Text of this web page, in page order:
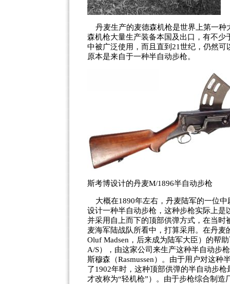
丹麦生产的麦德森机枪是世界上第一种
森机枪大量生产装备本国及出口，有不少
中被广泛使用，而且直到21世纪，仍然
原本是来自于一种半自动步枪。
斯考博设计的丹麦M/1896半自动步枪
大概在1890年左右，丹麦陆军的一位中
设计一种半自动步枪，这种步枪实际上是
并采用自上而下的顶部供弹方式，在当
麦海军陆战队所看中，打算采用。在丹麦
Oluf Madsen，后来成为陆军大臣）的帮
A/S），由这家公司来生产这种半自动步
斯穆森（Rasmussen）。由于用户对这
了1902年时，这种顶部供弹的半自动步
才改称为“轻机枪”）。由于步枪综合制